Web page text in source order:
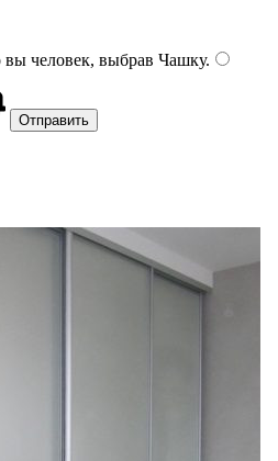
человек, выбрав Чашку.